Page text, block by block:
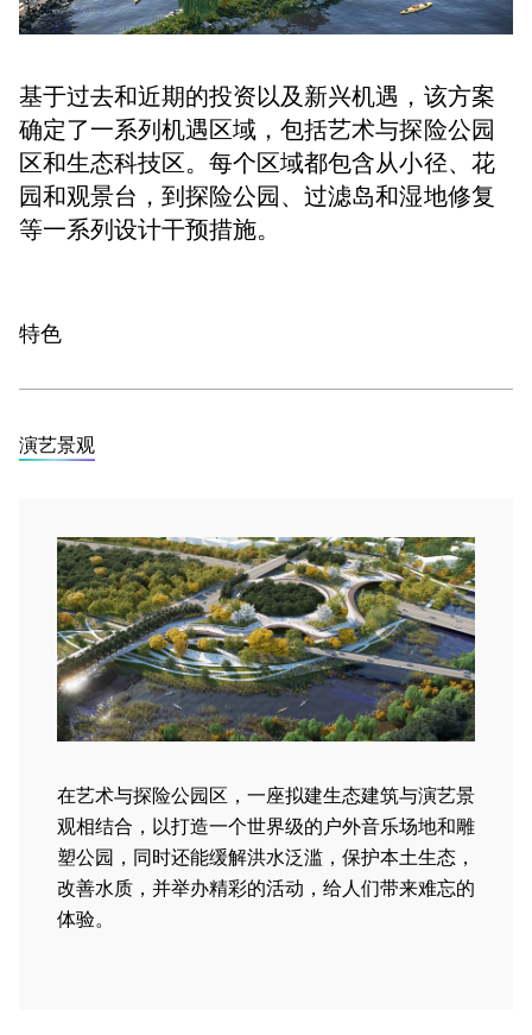
基于过去和近期的投资以及新兴机遇，该方案
确定了一系列机遇区域，包括艺术与探险公园
区和生态科技区。每个区域都包含从小径、花
园和观景台，到探险公园、过滤岛和湿地修复
等一系列设计干预措施。
特色
演艺景观
在艺术与探险公园区，一座拟建生态建筑与演艺景
观相结合，以打造一个世界级的户外音乐场地和雕
塑公园，同时还能缓解洪水泛滥，保护本土生态，
改善水质，并举办精彩的活动，给人们带来难忘的
体验。